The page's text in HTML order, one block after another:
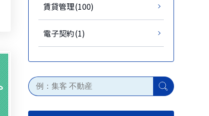
賃貸管理(100)
電子契約(1)